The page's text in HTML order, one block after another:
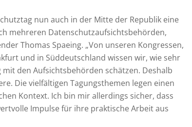
nun auch in der Mitte der Republik eine
mehreren Datenschutzaufsichtsbehörden,
Thomas Spaeing. „Von unseren Kongressen,
und in Süddeutschland wissen wir, wie sehr
den Aufsichtsbehörden schätzen. Deshalb
Die vielfältigen Tagungsthemen legen einen
Kontext. Ich bin mir allerdings sicher, dass
Impulse für ihre praktische Arbeit aus